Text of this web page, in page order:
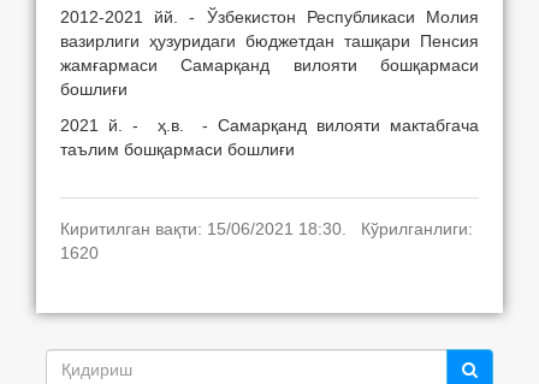
2012-2021 йй. - Ўзбекистон Республикаси Молия
вазирлиги ҳузуридаги бюджетдан ташқари Пенсия
жамғармаси Самарқанд вилояти бошқармаси
бошлиғи
2021 й. - ҳ.в. - Самарқанд вилояти мактабгача
таълим бошқармаси бошлиғи
Киритилган вақти: 15/06/2021 18:30. Кўрилганлиги:
1620